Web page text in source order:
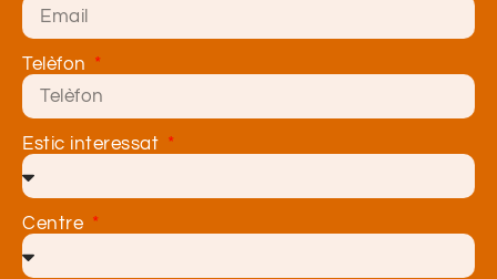
Telèfon
Estic interessat
Centre